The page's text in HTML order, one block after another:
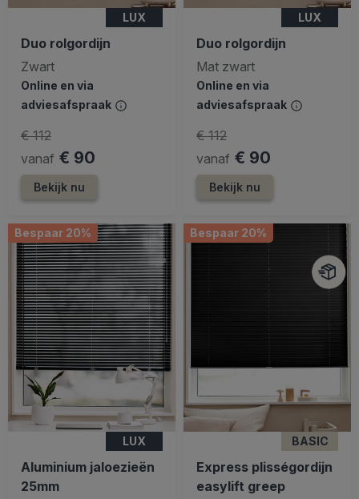
LUX
Duo rolgordijn
Zwart
Online en via
adviesafspraak
vanaf € 90
€ 112
Bekijk nu
LUX
Duo rolgordijn
Mat zwart
Online en via
adviesafspraak
vanaf € 90
€ 112
Bekijk nu
Bespaar 20%
LUX
Aluminium jaloezieën
25mm
Bespaar 20%
BASIC
Express plisségordijn
easylift greep